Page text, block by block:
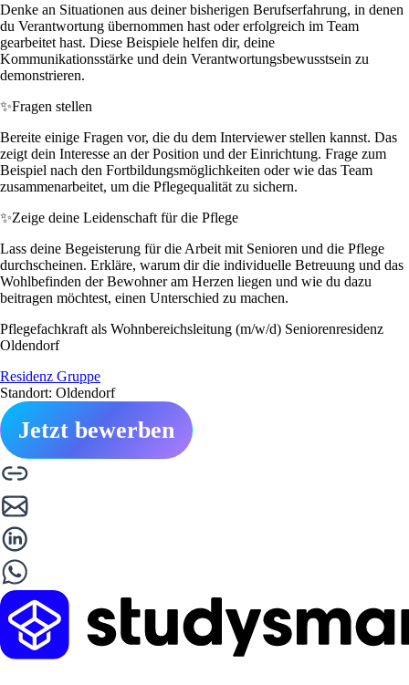
Denke an Situationen aus deiner bisherigen Berufserfahrung, in denen
du Verantwortung übernommen hast oder erfolgreich im Team
gearbeitet hast. Diese Beispiele helfen dir, deine
Kommunikationsstärke und dein Verantwortungsbewusstsein zu
demonstrieren.
✨Fragen stellen
Bereite einige Fragen vor, die du dem Interviewer stellen kannst. Das
zeigt dein Interesse an der Position und der Einrichtung. Frage zum
Beispiel nach den Fortbildungsmöglichkeiten oder wie das Team
zusammenarbeitet, um die Pflegequalität zu sichern.
✨Zeige deine Leidenschaft für die Pflege
Lass deine Begeisterung für die Arbeit mit Senioren und die Pflege
durchscheinen. Erkläre, warum dir die individuelle Betreuung und das
Wohlbefinden der Bewohner am Herzen liegen und wie du dazu
beitragen möchtest, einen Unterschied zu machen.
Pflegefachkraft als Wohnbereichsleitung (m/w/d) Seniorenresidenz
Oldendorf
Residenz Gruppe
Standort: Oldendorf
Jetzt bewerben